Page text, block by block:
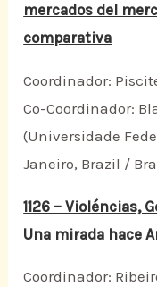
mercados del
comparativa
Coordinador:
Co-Coordinador:
(Universidade
Janeiro, Brazil /
1126 – Violéncias,
Una mirada hace
Coordinador: